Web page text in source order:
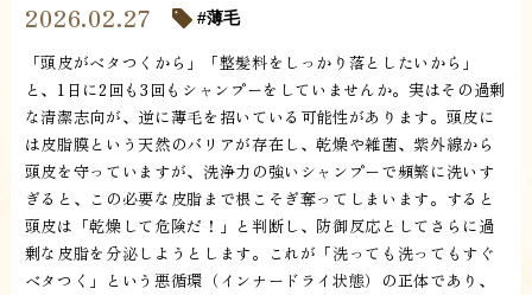
2026.02.27 薄毛
「頭皮がベタつくから」「整髪料をしっかり落としたいから」
と、1日に2回も3回もシャンプーをしていませんか。実はその過剰
な清潔志向が、逆に薄毛を招いている可能性があります。頭皮に
は皮脂膜という天然のバリアが存在し、乾燥や雑菌、紫外線から
頭皮を守っていますが、洗浄力の強いシャンプーで頻繁に洗いす
ぎると、この必要な皮脂まで根こそぎ奪ってしまいます。すると
頭皮は「乾燥して危険だ！」と判断し、防御反応としてさらに過
剰な皮脂を分泌しようとします。これが「洗っても洗ってもすぐ
ベタつく」という悪循環（インナードライ状態）の正体であり、